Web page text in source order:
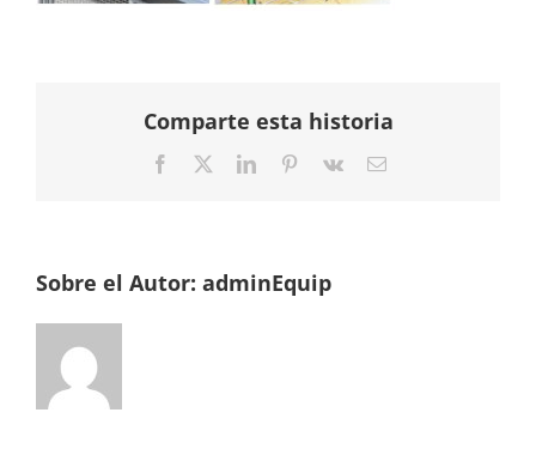
Comparte esta historia
Facebook
TwitterLinkedInPinterest
Vk
Correo
Sobre el Autor: adminEquip